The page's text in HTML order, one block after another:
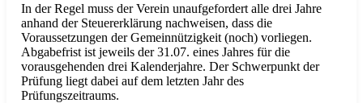
In der Regel muss der Verein unaufgefordert alle drei Jahre
anhand der Steuererklärung nachweisen, dass die
Voraussetzungen der Gemeinnützigkeit (noch) vorliegen.
Abgabefrist ist jeweils der 31.07. eines Jahres für die
vorausgehenden drei Kalenderjahre. Der Schwerpunkt der
Prüfung liegt dabei auf dem letzten Jahr des
Prüfungszeitraums.